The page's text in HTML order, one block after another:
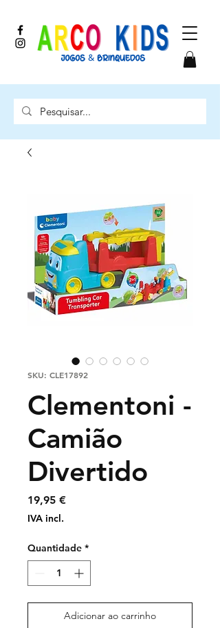
SKU: CLE17892
Clementoni -
Camião
Divertido
19,95 €Preço
IVA incl.
Quantidade *
Adicionar ao carrinho